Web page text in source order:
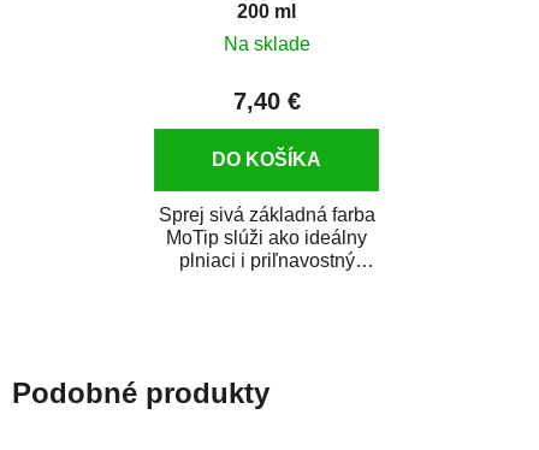
200 ml
Na sklade
7,40 €
DO KOŠÍKA
Sprej sivá základná farba
MoTip slúži ako ideálny
plniaci i priľnavostný
Podobné produkty